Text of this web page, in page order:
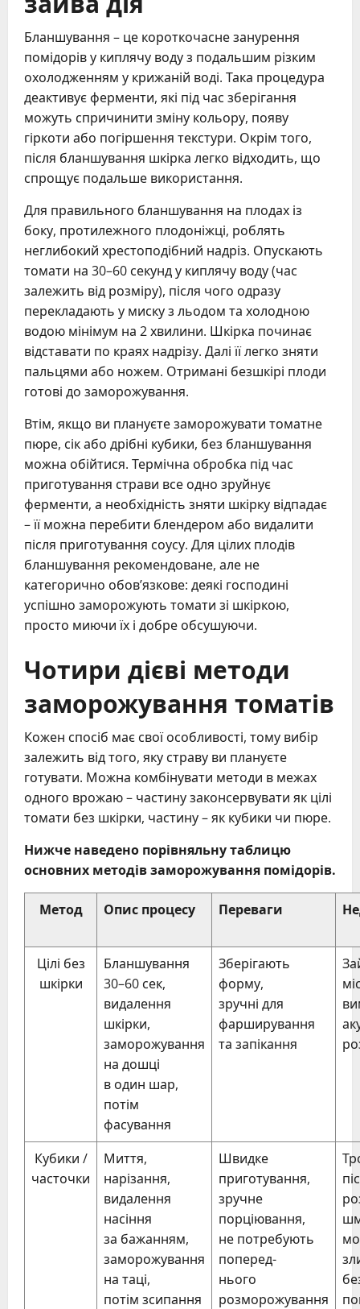
Бланшування – це короткочасне занурення
помідорів у киплячу воду з подальшим різким
охолодженням у крижаній воді. Така процедура
деактивує ферменти, які під час зберігання
можуть спричинити зміну кольору, появу
гіркоти або погіршення текстури. Окрім того,
після бланшування шкірка легко відходить, що
спрощує подальше використання.
Для правильного бланшування на плодах із
боку, протилежного плодоніжці, роблять
неглибокий хрестоподібний надріз. Опускають
томати на 30–60 секунд у киплячу воду (час
залежить від розміру), після чого одразу
перекладають у миску з льодом та холодною
водою мінімум на 2 хвилини. Шкірка починає
відставати по краях надрізу. Далі її легко зняти
пальцями або ножем. Отримані безшкірі плоди
готові до заморожування.
Втім, якщо ви плануєте заморожувати томатне
пюре, сік або дрібні кубики, без бланшування
можна обійтися. Термічна обробка під час
приготування страви все одно зруйнує
ферменти, а необхідність зняти шкірку відпадає
– її можна перебити блендером або видалити
після приготування соусу. Для цілих плодів
бланшування рекомендоване, але не
категорично обов’язкове: деякі господині
успішно заморожують томати зі шкіркою,
просто миючи їх і добре обсушуючи.
Чотири дієві методи
заморожування томатів
Кожен спосіб має свої особливості, тому вибір
залежить від того, яку страву ви плануєте
готувати. Можна комбінувати методи в межах
одного врожаю – частину законсервувати як цілі
томати без шкірки, частину – як кубики чи пюре.
Нижче наведено порівняльну таблицю
основних методів заморожування помідорів.
Метод Опис процесу Переваги
Цілі без
шкірки
Бланшування
30–60 сек,
видалення
шкірки,
заморожування
на дошці
в один шар,
потім
фасування
Зберігають
форму,
зручні для
фарширування
та запікання
Кубики /
часточки
Миття,
нарізання,
видалення
насіння
за бажанням,
заморожування
на таці,
потім зсипання
Швидке
приготування,
зручне
порціювання,
не потребують
поперед-
нього
розморожування